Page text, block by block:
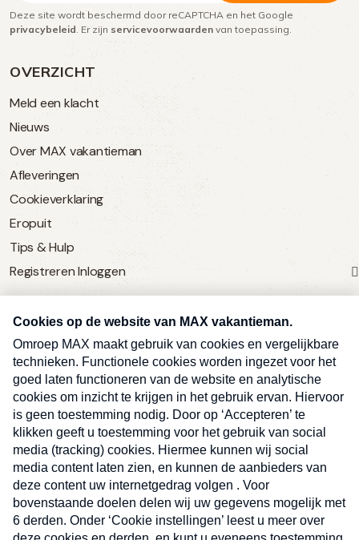
OVERZICHT
Meld een klacht
Nieuws
Over MAX vakantieman
Afleveringen
Cookieverklaring
Eropuit
Tips & Hulp
Registreren Inloggen
SERVICE
Over Omroep MAX
MAX Vandaag
MAX Meldpunt
Pers
Contact
Algemene voorwaarden
Privacyverklaring
Kwetsbaarheid melden
(Vereist)
Deze site wordt beschermd door reCAPTCHA en het Google
privacybeleid . Er zijn servicevoorwaarden van toepassing.
Ben je benieuwd naar meer
vakantienieuws- en tips?